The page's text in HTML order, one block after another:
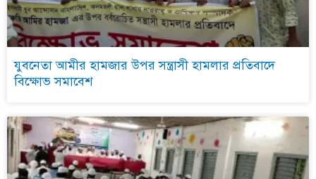
যুবনেতা আমীর হামজার উপর সন্ত্রাসী হামলার প্রতিবাদে
বিক্ষোভ সমাবেশ